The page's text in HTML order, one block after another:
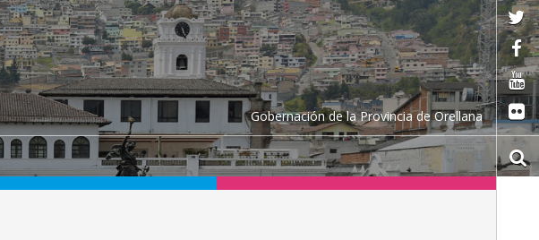
Gobernación de la Provincia de Orellana